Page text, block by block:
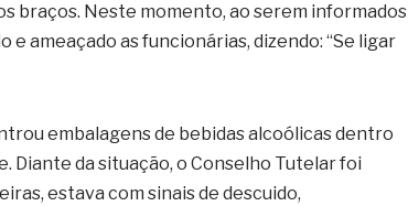
braços. Neste momento, ao serem informados
ameaçado as funcionárias, dizendo: “Se ligar
embalagens de bebidas alcoólicas dentro
Diante da situação, o Conselho Tutelar foi
estava com sinais de descuido,